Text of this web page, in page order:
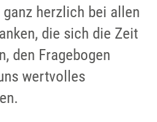
herzlich bei allen
die sich die Zeit
den Fragebogen
wertvolles